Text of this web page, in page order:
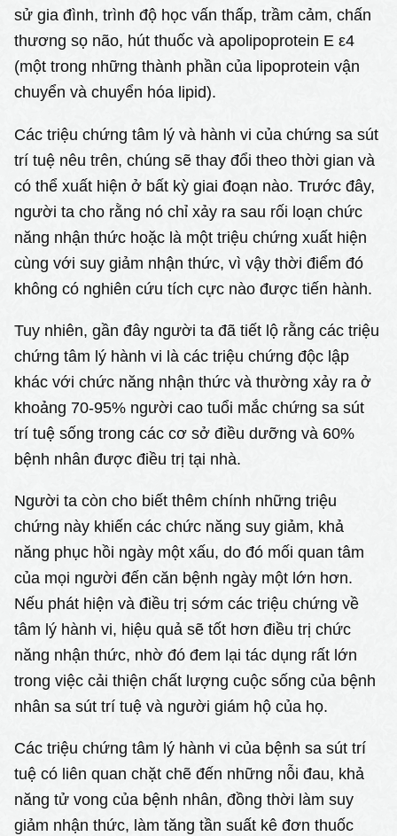
sử gia đình, trình độ học vấn thấp, trầm cảm, chấn
thương sọ não, hút thuốc và apolipoprotein E ε4
(một trong những thành phần của lipoprotein vận
chuyển và chuyển hóa lipid).
Các triệu chứng tâm lý và hành vi của chứng sa sút
trí tuệ nêu trên, chúng sẽ thay đổi theo thời gian và
có thể xuất hiện ở bất kỳ giai đoạn nào. Trước đây,
người ta cho rằng nó chỉ xảy ra sau rối loạn chức
năng nhận thức hoặc là một triệu chứng xuất hiện
cùng với suy giảm nhận thức, vì vậy thời điểm đó
không có nghiên cứu tích cực nào được tiến hành.
Tuy nhiên, gần đây người ta đã tiết lộ rằng các triệu
chứng tâm lý hành vi là các triệu chứng độc lập
khác với chức năng nhận thức và thường xảy ra ở
khoảng 70-95% người cao tuổi mắc chứng sa sút
trí tuệ sống trong các cơ sở điều dưỡng và 60%
bệnh nhân được điều trị tại nhà.
Người ta còn cho biết thêm chính những triệu
chứng này khiến các chức năng suy giảm, khả
năng phục hồi ngày một xấu, do đó mối quan tâm
của mọi người đến căn bệnh ngày một lớn hơn.
Nếu phát hiện và điều trị sớm các triệu chứng về
tâm lý hành vi, hiệu quả sẽ tốt hơn điều trị chức
năng nhận thức, nhờ đó đem lại tác dụng rất lớn
trong việc cải thiện chất lượng cuộc sống của bệnh
nhân sa sút trí tuệ và người giám hộ của họ.
Các triệu chứng tâm lý hành vi của bệnh sa sút trí
tuệ có liên quan chặt chẽ đến những nỗi đau, khả
năng tử vong của bệnh nhân, đồng thời làm suy
giảm nhận thức, làm tăng tần suất kê đơn thuốc